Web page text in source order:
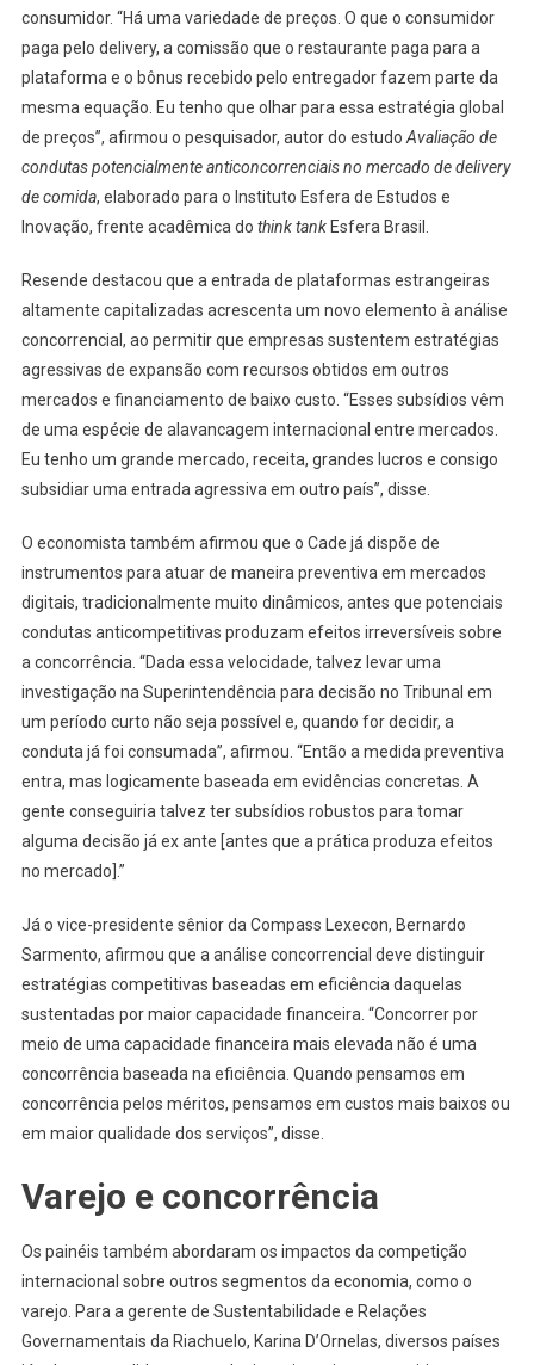
consumidor. “Há uma variedade de preços. O que o consumidor
paga pelo delivery, a comissão que o restaurante paga para a
plataforma e o bônus recebido pelo entregador fazem parte da
mesma equação. Eu tenho que olhar para essa estratégia global
de preços”, afirmou o pesquisador, autor do estudo Avaliação de
condutas potencialmente anticoncorrenciais no mercado de delivery
de comida, elaborado para o Instituto Esfera de Estudos e
Inovação, frente acadêmica do think tankEsfera Brasil.
Resende destacou que a entrada de plataformas estrangeiras
altamente capitalizadas acrescenta um novo elemento à análise
concorrencial, ao permitir que empresas sustentem estratégias
agressivas de expansão com recursos obtidos em outros
mercados e financiamento de baixo custo. “Esses subsídios vêm
de uma espécie de alavancagem internacional entre mercados.
Eu tenho um grande mercado, receita, grandes lucros e consigo
subsidiar uma entrada agressiva em outro país”, disse.
O economista também afirmou que o Cade já dispõe de
instrumentos para atuar de maneira preventiva em mercados
digitais, tradicionalmente muito dinâmicos, antes que potenciais
condutas anticompetitivas produzam efeitos irreversíveis sobre
a concorrência. “Dada essa velocidade, talvez levar uma
investigação na Superintendência para decisão no Tribunal em
um período curto não seja possível e, quando for decidir, a
conduta já foi consumada”, afirmou. “Então a medida preventiva
entra, mas logicamente baseada em evidências concretas. A
gente conseguiria talvez ter subsídios robustos para tomar
alguma decisão já ex ante [antes que a prática produza efeitos
no mercado].”
Já o vice-presidente sênior da Compass Lexecon, Bernardo
Sarmento, afirmou que a análise concorrencial deve distinguir
estratégias competitivas baseadas em eficiência daquelas
sustentadas por maior capacidade financeira. “Concorrer por
meio de uma capacidade financeira mais elevada não é uma
concorrência baseada na eficiência. Quando pensamos em
concorrência pelos méritos, pensamos em custos mais baixos ou
em maior qualidade dos serviços”, disse.
Varejo e concorrência
Os painéis também abordaram os impactos da competição
internacional sobre outros segmentos da economia, como o
varejo. Para a gerente de Sustentabilidade e Relações
Governamentais da Riachuelo, Karina D’Ornelas, diversos países